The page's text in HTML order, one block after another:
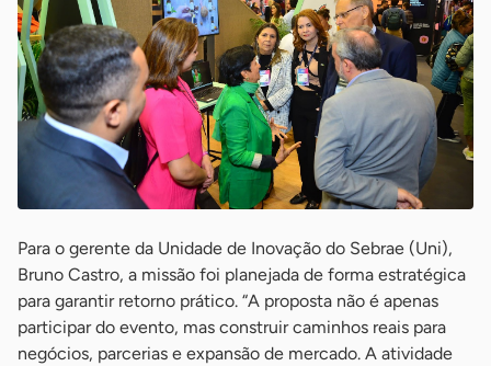
Para o gerente da Unidade de Inovação do Sebrae (Uni),
Bruno Castro, a missão foi planejada de forma estratégica
para garantir retorno prático. “A proposta não é apenas
participar do evento, mas construir caminhos reais para
negócios, parcerias e expansão de mercado. A atividade